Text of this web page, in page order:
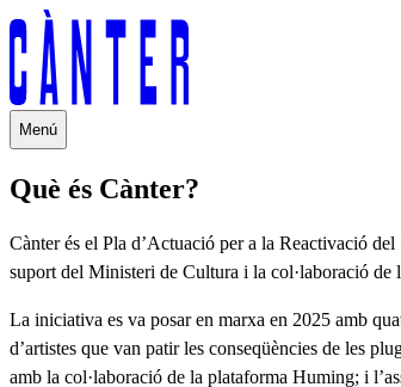
Menú
Què és Cànter?
Cànter és el Pla d’Actuació per a la Reactivació
suport del Ministeri de Cultura i la col·laboració
La iniciativa es va posar en marxa en 2025 amb
d’artistes que van patir les conseqüències de les
amb la col·laboració de la plataforma Huming; i